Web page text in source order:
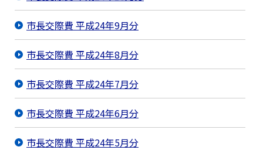
市長交際費 平成24年9月分
市長交際費 平成24年8月分
市長交際費 平成24年7月分
市長交際費 平成24年6月分
市長交際費 平成24年5月分